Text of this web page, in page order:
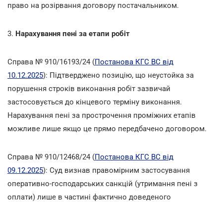
право на розірвання договору постачальником.
3. Нарахування пені за етапи робіт
Справа № 910/16193/24 (Постанова КГС ВС від
10.12.2025): Підтверджено позицію, що неустойка за
порушення строків виконання робіт зазвичай
застосовується до кінцевого терміну виконання.
Нарахування пені за прострочення проміжних етапів
можливе лише якщо це прямо передбачено договором.
Справа № 910/12468/24 (Постанова КГС ВС від
09.12.2025): Суд визнав правомірним застосування
оперативно-господарських санкцій (утримання пені з
оплати) лише в частині фактично доведеного